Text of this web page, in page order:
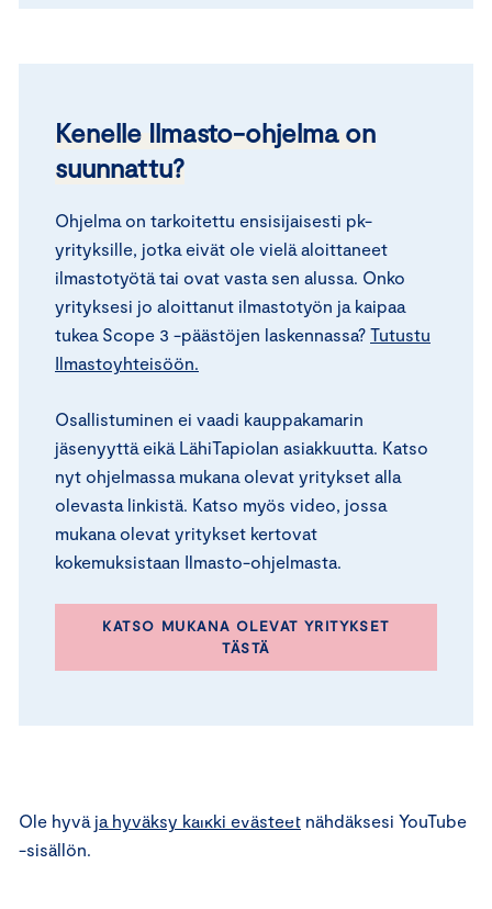
Kenelle Ilmasto-ohjelma on
suunnattu?
Ohjelma on tarkoitettu ensisijaisesti pk-
yrityksille, jotka eivät ole vielä aloittaneet
ilmastotyötä tai ovat vasta sen alussa. Onko
yrityksesi jo aloittanut ilmastotyön ja kaipaa
tukea Scope 3 -päästöjen laskennassa? Tutustu
Ilmastoyhteisöön.
Osallistuminen ei vaadi kauppakamarin
jäsenyyttä eikä LähiTapiolan asiakkuutta. Katso
nyt ohjelmassa mukana olevat yritykset alla
olevasta linkistä. Katso myös video, jossa
mukana olevat yritykset kertovat
kokemuksistaan Ilmasto-ohjelmasta.
KATSO MUKANA OLEVAT YRITYKSET
TÄSTÄ
⋯
Ole hyvä ja hyväksy kaikki evästeet nähdäksesi YouTube
-sisällön.